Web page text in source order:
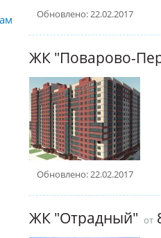
Обновлено: 22.02.2017
ЖК "Поварово-
Обновлено: 22.02.2017
ЖК "Отрадный" от